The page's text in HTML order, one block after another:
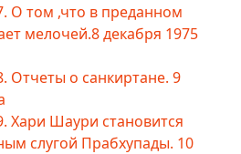
О том ,что в преданном
мелочей.8 декабря 1975
Отчеты о санкиртане. 9
Хари Шаури становится
слугой Прабхупады. 10